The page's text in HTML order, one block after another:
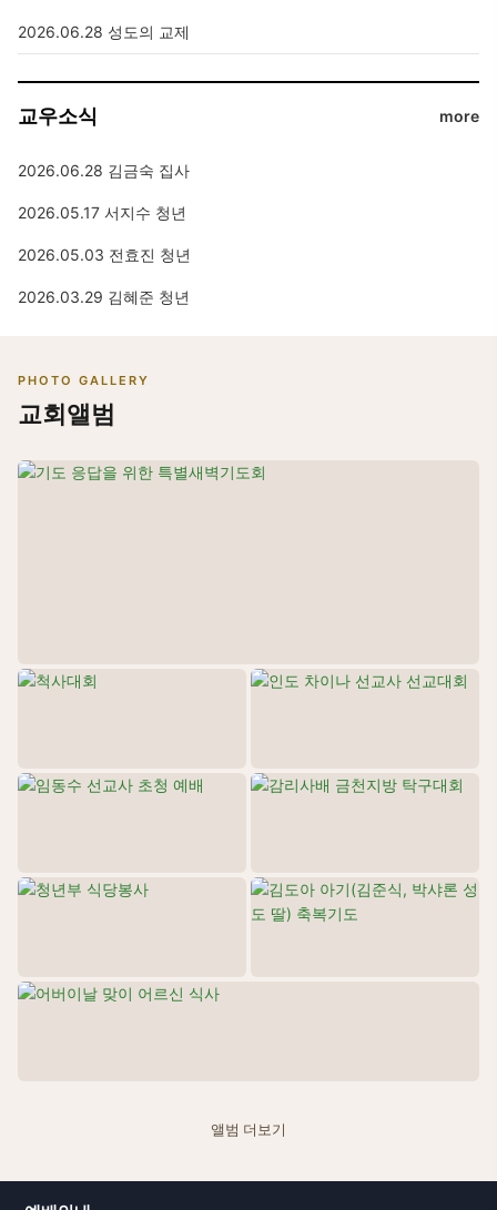
2026.06.28 성도의 교제
교우소식 more
2026.06.28 김금숙 집사
2026.05.17 서지수 청년
2026.05.03 전효진 청년
2026.03.29 김혜준 청년
PHOTO GALLERY
교회앨범
앨범 더보기